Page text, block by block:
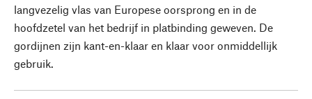
langvezelig vlas van Europese oorsprong en in de
hoofdzetel van het bedrijf in platbinding geweven. De
gordijnen zijn kant-en-klaar en klaar voor onmiddellijk
gebruik.